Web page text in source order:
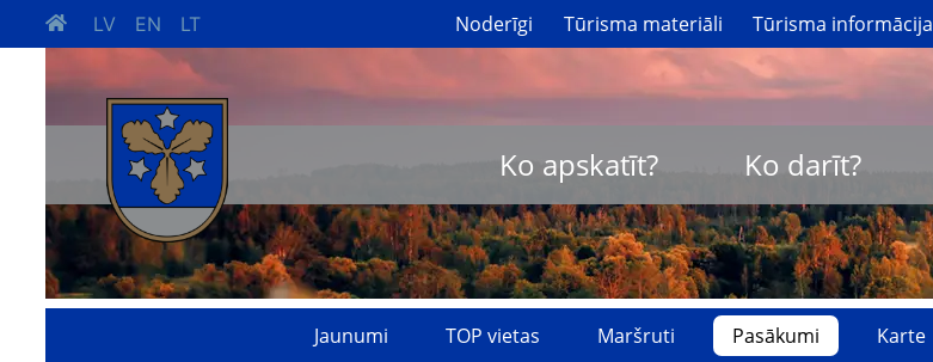
LV EN LT Noderīgi Tūrisma materiāli Tūrisma informācija
Ko apskatīt? Ko darīt?
Jaunumi TOP vietas Maršruti Pasākumi Karte